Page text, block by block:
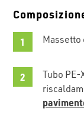
Massetto
Tubo PE-